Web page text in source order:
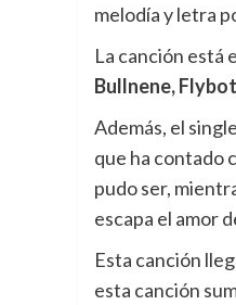
melodía y letra
La canción está
Bullnene,
Además, el
que ha contado
pudo ser,
escapa el amor
Esta canción
esta canción